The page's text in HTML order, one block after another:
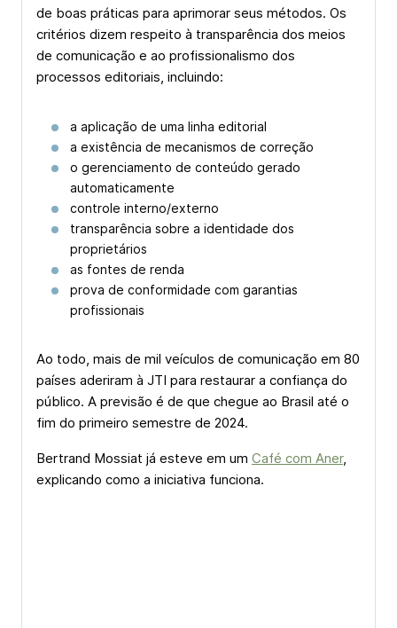
de boas práticas para aprimorar seus métodos. Os
critérios dizem respeito à transparência dos meios
de comunicação e ao profissionalismo dos
processos editoriais, incluindo:
a aplicação de uma linha editorial
a existência de mecanismos de correção
o gerenciamento de conteúdo gerado
automaticamente
controle interno/externo
transparência sobre a identidade dos
proprietários
as fontes de renda
prova de conformidade com garantias
profissionais
Ao todo, mais de mil veículos de comunicação em 80
países aderiram à JTI para restaurar a confiança do
público. A previsão é de que chegue ao Brasil até o
fim do primeiro semestre de 2024.
Bertrand Mossiat já esteve em um Café com Aner,
explicando como a iniciativa funciona.